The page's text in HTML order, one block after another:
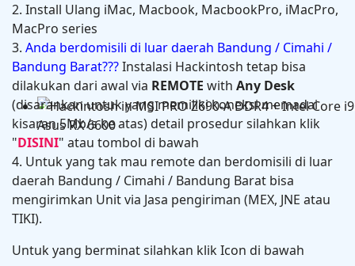
Hackintosh in HP Zbook Power G7 Mobile
2. Install Ulang iMac, Macbook, MacbookPro, iMacPro,
MacPro series
3. Anda berdomisili di luar daerah Bandung / Cimahi /
Bandung Barat???Instalasi Hackintosh tetap bisa
dilakukan dari awal via REMOTE with Any Desk
(disarankan untuk yang memiliki koneksi memadai
kisaran 5Mb/s ke atas) detail prosedur silahkan klik
"DISINI" atau tombol di bawah
4. Untuk yang tak mau remote dan berdomisili di luar
daerah Bandung / Cimahi / Bandung Barat bisa
mengirimkan Unit via Jasa pengiriman (MEX, JNE atau
TIKI).
Untuk yang berminat silahkan klik Icon di bawah